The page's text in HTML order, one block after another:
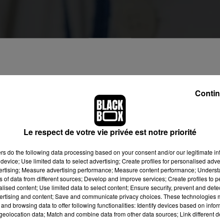
reçoivent en ce moment 170 patients par jour
La Nouvelle Aquitaine est notamment passée en phase
: les urgences pédiatriques du CHU de Bordeaux
place actuellement contre une centaine habituellement.
a décidé de déclencher son plan blanc pour le secteur de
interventions non urgentes pour mobiliser plus de personnel
le premier réflexe à avoir, en cas de doute sur l’état de santé
d’appeler le 15 pour ne pas saturer les urgences.
Le respect de votre vie privée est notre priorité
do the following data processing based on your consent and/or our legitimate
Use limited data to select advertising; Create profiles for personalised
Measure advertising performance; Measure content performance;
of data from different sources; Develop and improve services; Create profiles to
content; Use limited data to select content; Ensure security, prevent and
and content; Save and communicate privacy choices. These technologies
browsing data to offer following functionalities: Identify devices based on
data; Match and combine data from other data sources; Link different